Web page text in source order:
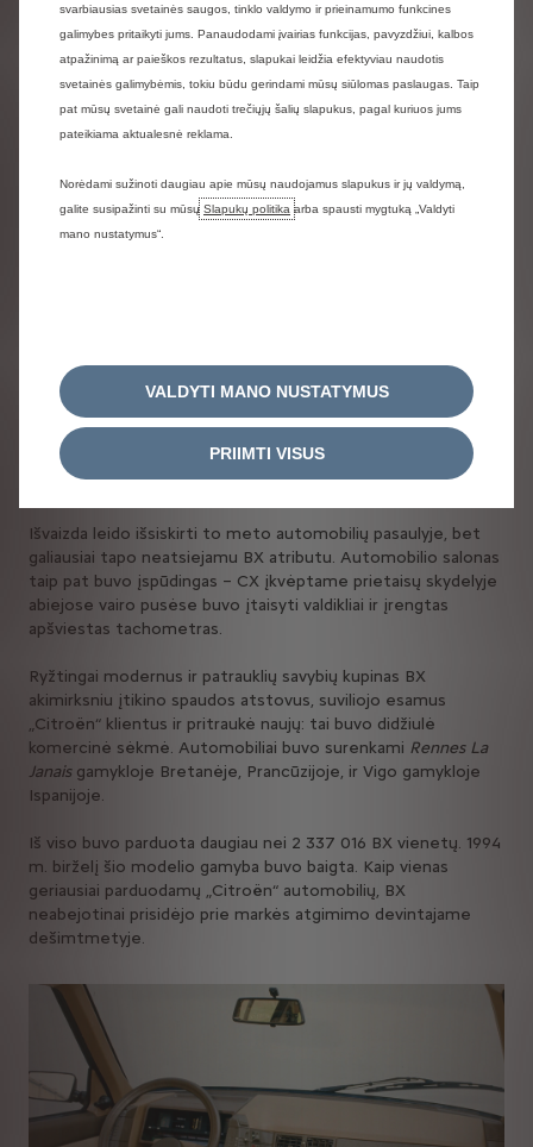
Pirmą kartą per markę valdžiusio PSA koncerno erą visi BX
varikliai buvo sukurti tik grupės įmonėse. BX buvo stebėtinai
dinamiškas automobilis, nes nuo pat pirmųjų dienų jame
buvo montuojami tuomet galingi 1,4 litro darbinio tūrio 62
arba 72 AG bei 1,6 litro 90 AG galios varikliai.
Kelias į sėkmę
Dėl pastarosios „Citroën“ kreipėsi į garsų italų kėbulų
gamintoją „Bertone“. Šios įmonės dizaineris Marcello Gandini
(žinomas, kaip legendinių „Lamborghini Miura“ ir „Countach“
bei „Lancia Stratos“ tėvas) pasiūlė originalią formą –
užtikrintą, bet ne pernelyg ekscentrišką.
Išvaizda leido išsiskirti to meto automobilių pasaulyje, bet
galiausiai tapo neatsiejamu BX atributu. Automobilio salonas
taip pat buvo įspūdingas – CX įkvėptame prietaisų skydelyje
abiejose vairo pusėse buvo įtaisyti valdikliai ir įrengtas
apšviestas tachometras.
Ryžtingai modernus ir patrauklių savybių kupinas BX
akimirksniu įtikino spaudos atstovus, suviliojo esamus
„Citroën“ klientus ir pritraukė naujų: tai buvo didžiulė
komercinė sėkmė. Automobiliai buvo surenkami Rennes La
Janaisgamykloje Bretanėje, Prancūzijoje, ir Vigo gamykloje
Ispanijoje.
Iš viso buvo parduota daugiau nei 2 337 016 BX vienetų. 1994
m. birželį šio modelio gamyba buvo baigta. Kaip vienas
geriausiai parduodamų „Citroën“ automobilių, BX
neabejotinai prisidėjo prie markės atgimimo devintajame
dešimtmetyje.
svarbiausias svetainės saugos, tinklo valdymo ir prieinamumo funkcines
galimybes pritaikyti jums. Panaudodami įvairias funkcijas, pavyzdžiui, kalbos
atpažinimą ar paieškos rezultatus, slapukai leidžia efektyviau naudotis
svetainės galimybėmis, tokiu būdu gerindami mūsų siūlomas paslaugas. Taip
pat mūsų svetainė gali naudoti trečiųjų šalių slapukus, pagal kuriuos jums
pateikiama aktualesnė reklama.
Norėdami sužinoti daugiau apie mūsų naudojamus slapukus ir jų valdymą,
galite susipažinti su mūsų Slapukų politika arba spausti mygtuką „Valdyti
mano nustatymus“.
VALDYTI MANO NUSTATYMUS
PRIIMTI VISUS